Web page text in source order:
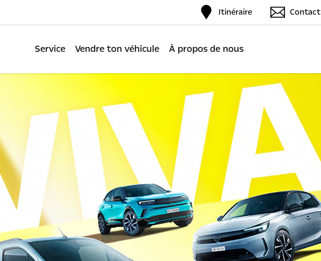
Itinéraire Contact
Service Vendre ton véhicule À propos de nous